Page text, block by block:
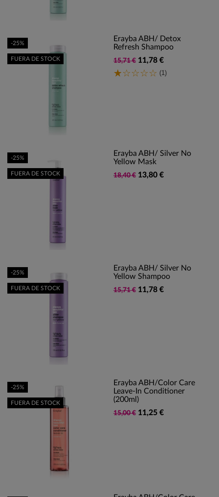
Erayba ABH/ Detox
Refresh Shampoo
15,71 € 11,78 €
(1)
-25%
FUERA DE STOCK
Erayba ABH/ Silver No
Yellow Mask
18,40 € 13,80 €
-25%
FUERA DE STOCK
Erayba ABH/ Silver No
Yellow Shampoo
15,71 € 11,78 €
-25%
FUERA DE STOCK
Erayba ABH/Color Care
Leave-In Conditioner
(200ml)
15,00 € 11,25 €
-25%
FUERA DE STOCK